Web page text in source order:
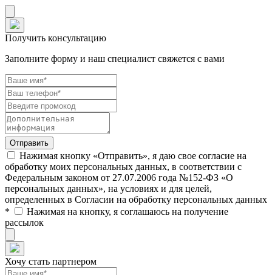
Получить консультацию
Заполните форму и наш специалист свяжется с вами
Нажимая кнопку «Отправить», я даю свое согласие на
обработку моих персональных данных, в соответствии с
Федеральным законом от 27.07.2006 года №152-ФЗ «О
персональных данных», на условиях и для целей,
определенных в Согласии на обработку персональных данных
*
Нажимая на кнопку, я соглашаюсь на получение
рассылок
Хочу стать партнером